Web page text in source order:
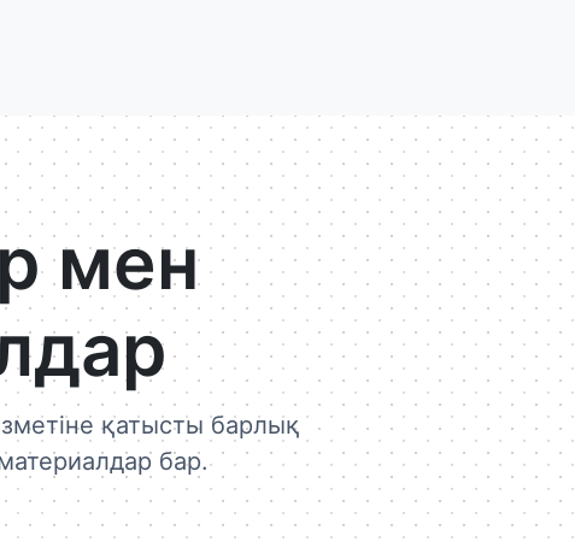
мен
қатысты барлық
бар.